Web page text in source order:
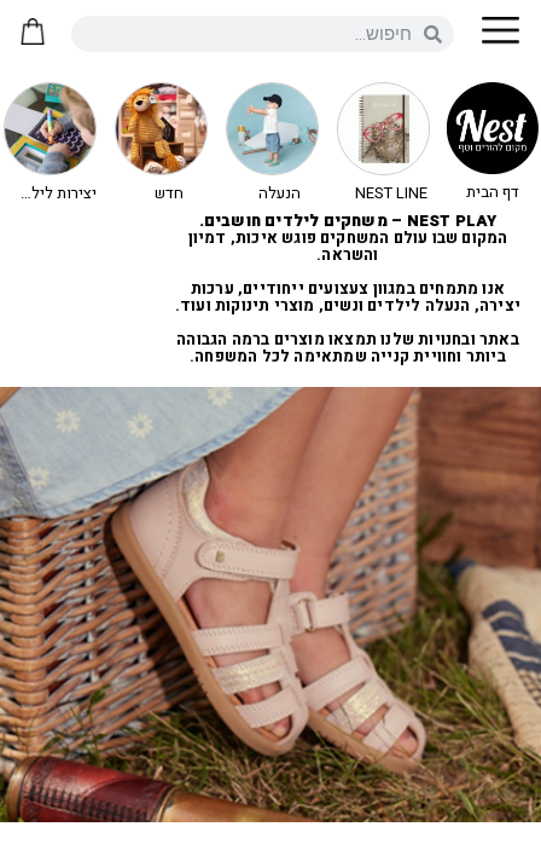
דף הבית NEST LINE הנעלה חדש
יצירות לילדים - יצירה לילדים
NEST PLAY – משחקים לילדים חושבים.
המקום שבו עולם המשחקים פוגש איכות, דמיון
והשראה.
אנו מתמחים במגוון צעצועים ייחודיים, ערכות
יצירה, הנעלה לילדים ונשים, מוצרי תינוקות ועוד.
באתר ובחנויות שלנו תמצאו מוצרים ברמה הגבוהה
ביותר וחוויית קנייה שמתאימה לכל המשפחה.